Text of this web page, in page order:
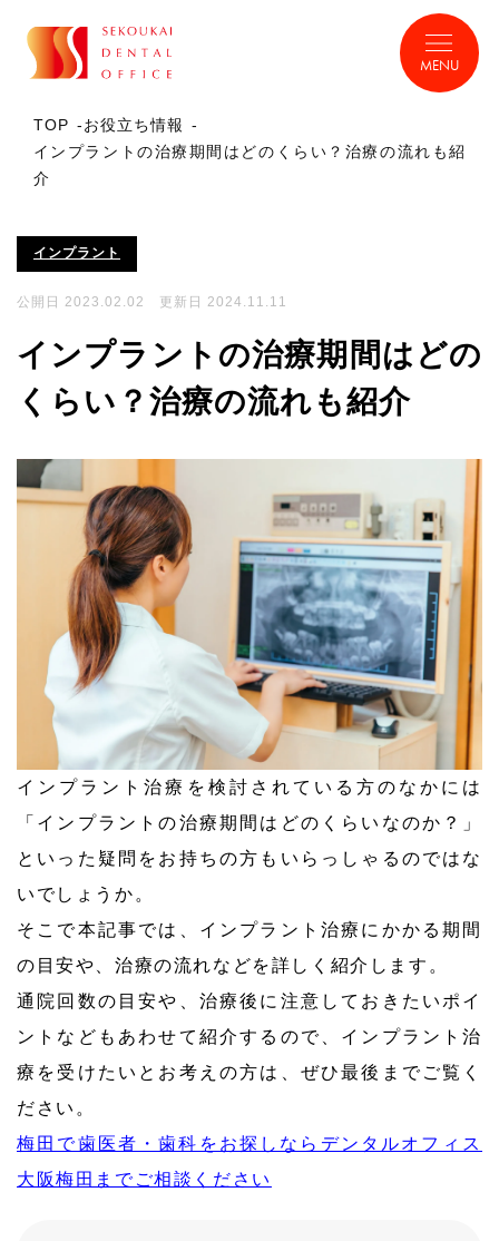
TOP
お役立ち情報
インプラントの治療期間はどのくらい？治療の流れも紹
介
インプラント
公開日 2023.02.02 更新日 2024.11.11
インプラントの治療期間はどの
くらい？治療の流れも紹介
インプラント治療を検討されている方のなかには
「インプラントの治療期間はどのくらいなのか？」
といった疑問をお持ちの方もいらっしゃるのではな
いでしょうか。
そこで本記事では、インプラント治療にかかる期間
の目安や、治療の流れなどを詳しく紹介します。
通院回数の目安や、治療後に注意しておきたいポイ
ントなどもあわせて紹介するので、インプラント治
療を受けたいとお考えの方は、ぜひ最後までご覧く
ださい。
梅田で歯医者・歯科をお探しならデンタルオフィス
大阪梅田までご相談ください
MENU